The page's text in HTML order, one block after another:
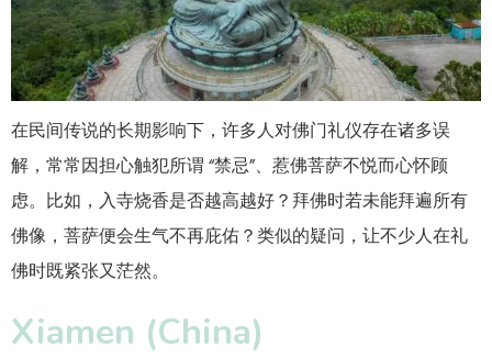
在民间传说的长期影响下，许多人对佛门礼仪存在诸多误
解，常常因担心触犯所谓 “禁忌”、惹佛菩萨不悦而心怀顾
虑。比如，入寺烧香是否越高越好？拜佛时若未能拜遍所有
佛像，菩萨便会生气不再庇佑？类似的疑问，让不少人在礼
佛时既紧张又茫然。
Xiamen (China)